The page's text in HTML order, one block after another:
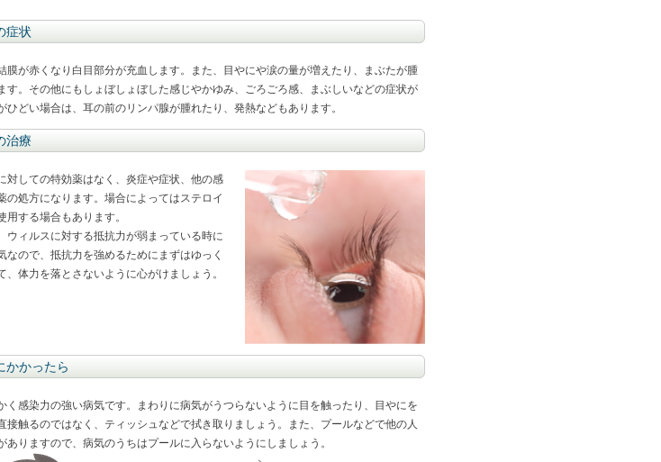
症状
膜が赤くなり白目部分が充血します。また、目やにや涙の量が増えたり、まぶたが腫
す。その他にもしょぼしょぼした感じやかゆみ、ごろごろ感、まぶしいなどの症状が
ひどい場合は、耳の前のリンパ腺が腫れたり、発熱などもあります。
治療
対しての特効薬はなく、炎症や症状、他の感
の処方になります。場合によってはステロイ
用する場合もあります。
ウィルスに対する抵抗力が弱まっている時に
なので、抵抗力を強めるためにまずはゆっく
、体力を落とさないように心がけましょう。
かかったら
く感染力の強い病気です。まわりに病気がうつらないように目を触ったり、目やにを
接触るのではなく、ティッシュなどで拭き取りましょう。また、プールなどで他の人
ありますので、病気のうちはプールに入らないようにしましょう。